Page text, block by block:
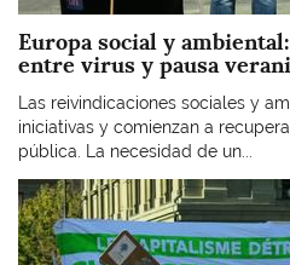
Europa social y
entre virus y pausa
Las reivindicaciones sociales y
iniciativas y comienzan a
pública. La necesidad de un...
Imagen